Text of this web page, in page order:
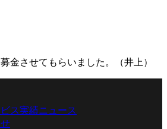
金させてもらいました。
（井上 ）
ス実績ニュース